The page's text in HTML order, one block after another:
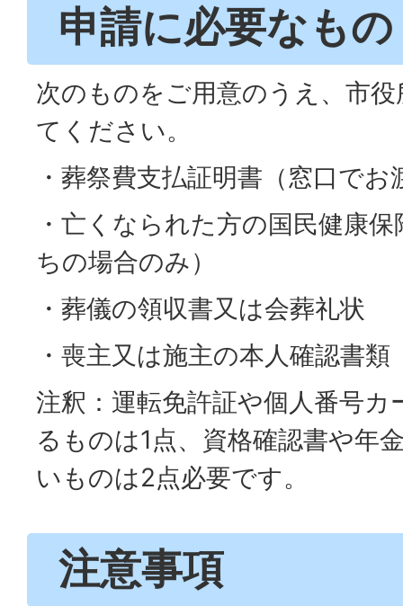
申請に必要なもの
次のものをご用意のうえ、市
てください。
・葬祭費支払証明書（窓口で
・亡くなられた方の国民健康
ちの場合のみ）
・葬儀の領収書又は会葬礼状
・喪主又は施主の本人確認書類
注釈：運転免許証や個人番号カ
るものは1点、資格確認書や年
いものは2点必要です。
注意事項